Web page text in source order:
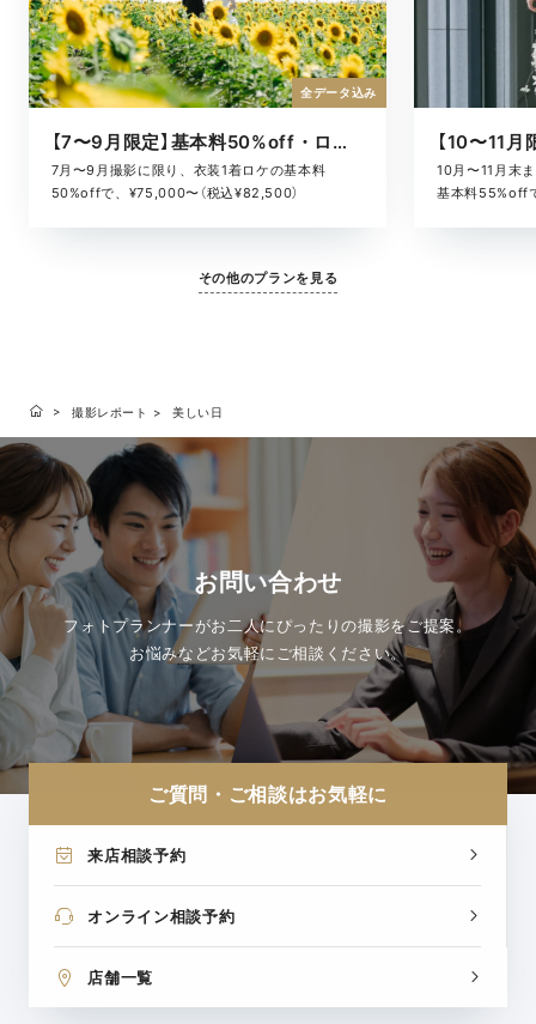
【7〜9月限定】基本料50%off・ロケキャンペーン
7月〜9月撮影に限り、衣装1着ロケの基本料
50%offで、¥75,000〜（税込¥82,500）
全データ込み
10月〜11月末
基本料55%off
その他のプランを見る
撮影レポート 美しい日
お問い合わせ
フォトプランナーがお二人にぴったりの撮影をご提案。
お悩みなどお気軽にご相談ください。
ご質問・ご相談はお気軽に
来店相談予約
オンライン相談予約
店舗一覧